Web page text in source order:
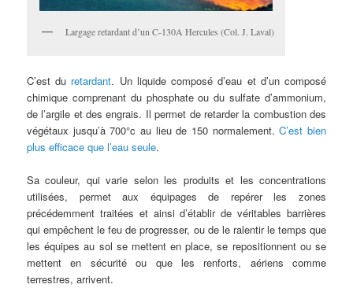
Largage retardant d’un C-130A Hercules (Col. J. Laval)
C’est du retardant. Un liquide composé d’eau et d’un composé
chimique comprenant du phosphate ou du sulfate d’ammonium,
de l’argile et des engrais. Il permet de retarder la combustion des
végétaux jusqu’à 700°c au lieu de 150 normalement.C’est bien
plus efficace que l’eau seule.
Sa couleur, qui varie selon les produits et les concentrations
utilisées, permet aux équipages de repérer les zones
précédemment traitées et ainsi d’établir de véritables barrières
qui empêchent le feu de progresser, ou de le ralentir le temps que
les équipes au sol se mettent en place, se repositionnent ou se
mettent en sécurité ou que les renforts, aériens comme
terrestres, arrivent.